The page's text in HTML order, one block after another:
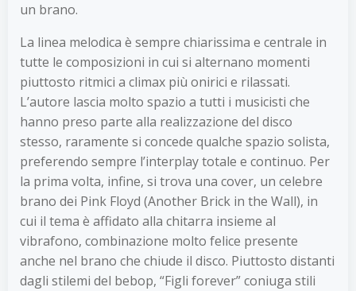
un brano.
La linea melodica è sempre chiarissima e centrale in
tutte le composizioni in cui si alternano momenti
piuttosto ritmici a climax più onirici e rilassati.
L’autore lascia molto spazio a tutti i musicisti che
hanno preso parte alla realizzazione del disco
stesso, raramente si concede qualche spazio solista,
preferendo sempre l’interplay totale e continuo. Per
la prima volta, infine, si trova una cover, un celebre
brano dei Pink Floyd (Another Brick in the Wall), in
cui il tema è affidato alla chitarra insieme al
vibrafono, combinazione molto felice presente
anche nel brano che chiude il disco. Piuttosto distanti
dagli stilemi del bebop, “Figli forever” coniuga stili